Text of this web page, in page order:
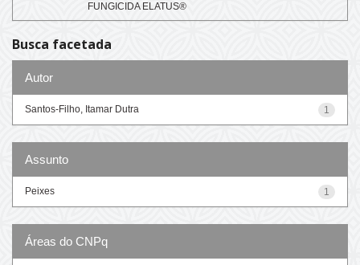
FUNGICIDA ELATUS®
Busca facetada
Autor
1
Santos-Filho, Itamar Dutra
Assunto
1
Peixes
Áreas do CNPq